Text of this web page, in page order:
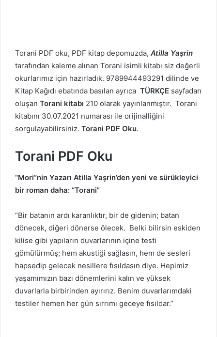
Torani PDF oku, PDF kitap depomuzda, Atilla Yaşrin
tarafından kaleme alınan Torani isimli kitabı siz değerli
okurlarımız için hazırladık. 9789944493291 dilinde ve
Kitap Kağıdı ebatında basılan ayrıca TÜRKÇE sayfadan
oluşan Torani kitabı 210 olarak yayınlanmıştır. Torani
kitabını 30.07.2021 numarası ile orijinalliğini
sorgulayabilirsiniz. Torani PDF Oku.
Torani PDF Oku
“Mori”nin Yazarı Atilla Yaşrin’den yeni ve sürükleyici
bir roman daha: “Torani”
“Bir batanın ardı karanlıktır, bir de gidenin; batan
dönecek, diğeri dönerse ölecek. Belki bilirsin eskiden
kilise gibi yapıların duvarlarının içine testi
gömülürmüş; hem akustiği sağlasın, hem de sesleri
hapsedip gelecek nesillere fısıldasın diye. Hepimiz
yaşamımızın bazı dönemlerini kalın ve yüksek
duvarlarla birbirinden ayırırız. Benim duvarlarımdaki
testiler hemen her gün sırrımı geceye fısıldar.”